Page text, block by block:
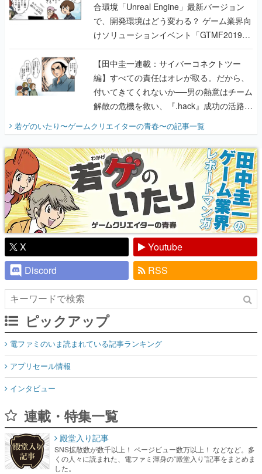
合環境「Unreal Engine」最新バージョン
で、開発環境はどう変わる？ ゲーム業界向
けソリューションイベント「GTMF2019」
に行って、より理解を深めよう【PR】
【田中圭一連載：サイバーコネクトツー
編】すべての責任はオレが取る。だから、
付いてきてくれないか──男の熱意はチーム
解散の危機を救い、『.hack』成功の活路を
開く。業界の快男児・松山 洋に流れる血は
『少年ジャンプ』色だった【若ゲのいた
り】
若ゲのいたり〜ゲームクリエイターの青春〜の記事一覧
X
Youtube
Discord
RSS
ピックアップ
電ファミのいま読まれている記事ランキング
アプリセール情報
インタビュー
連載・特集一覧
殿堂入り記事
SNS拡散数が数千以上！ ページビュー数万以上！ などなど。多
くの人々に読まれた、電ファミ渾身の“殿堂入り”記事をまとめま
した。